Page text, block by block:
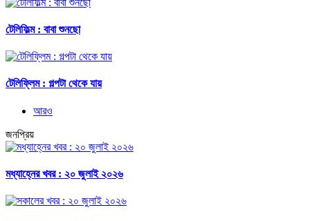
টেলিফিল্ম : বাবা শুনছো
টেলিফ্লিম : গল্পটা থেকে যায়
আরও
জনপ্রিয়
মধ্যাহ্নের খবর : ২০ জুলাই ২০২৬